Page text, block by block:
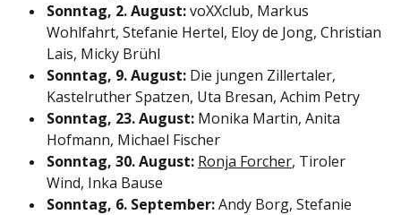
Sonntag, 2. August:voXXclub, Markus
Wohlfahrt, Stefanie Hertel, Eloy de Jong, Christian
Lais, Micky Brühl
Sonntag, 9. August: Die jungen Zillertaler,
Kastelruther Spatzen, Uta Bresan, Achim Petry
Sonntag, 23. August: Monika Martin, Anita
Hofmann, Michael Fischer
Sonntag, 30. August: Ronja Forcher, Tiroler
Wind, Inka Bause
Sonntag, 6. September:Andy Borg, Stefanie